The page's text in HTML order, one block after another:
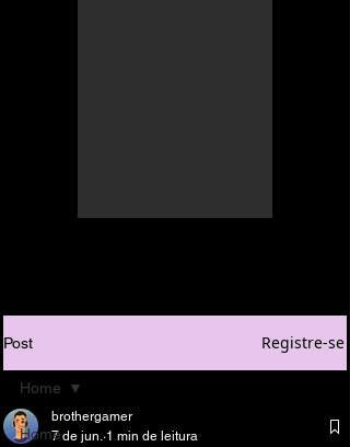
Post Registre-se
Home
Home
brothergamer
7 de jun. 1 min de leitura